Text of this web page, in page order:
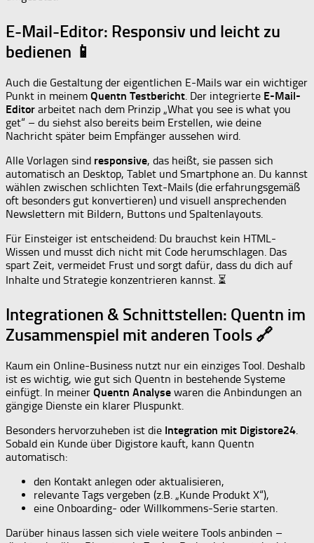
E-Mail-Editor: Responsiv und leicht zu
bedienen 📱
Auch die Gestaltung der eigentlichen E-Mails war ein wichtiger
Punkt in meinem Quentn Testbericht . Der integrierte E-Mail-
Editor arbeitet nach dem Prinzip „What you see is what you
get“ – du siehst also bereits beim Erstellen, wie deine
Nachricht später beim Empfänger aussehen wird.
Alle Vorlagen sind responsive, das heißt, sie passen sich
automatisch an Desktop, Tablet und Smartphone an. Du kannst
wählen zwischen schlichten Text-Mails (die erfahrungsgemäß
oft besonders gut konvertieren) und visuell ansprechenden
Newslettern mit Bildern, Buttons und Spaltenlayouts.
Für Einsteiger ist entscheidend: Du brauchst kein HTML-
Wissen und musst dich nicht mit Code herumschlagen. Das
spart Zeit, vermeidet Frust und sorgt dafür, dass du dich auf
Inhalte und Strategie konzentrieren kannst. ⏳
Integrationen & Schnittstellen: Quentn im
Zusammenspiel mit anderen Tools 🔗
Kaum ein Online-Business nutzt nur ein einziges Tool. Deshalb
ist es wichtig, wie gut sich Quentn in bestehende Systeme
einfügt. In meiner Quentn Analyse waren die Anbindungen an
gängige Dienste ein klarer Pluspunkt.
Besonders hervorzuheben ist die Integration mit Digistore24.
Sobald ein Kunde über Digistore kauft, kann Quentn
automatisch:
den Kontakt anlegen oder aktualisieren,
relevante Tags vergeben (z.B. „Kunde Produkt X“),
eine Onboarding- oder Willkommens-Serie starten.
Darüber hinaus lassen sich viele weitere Tools anbinden –